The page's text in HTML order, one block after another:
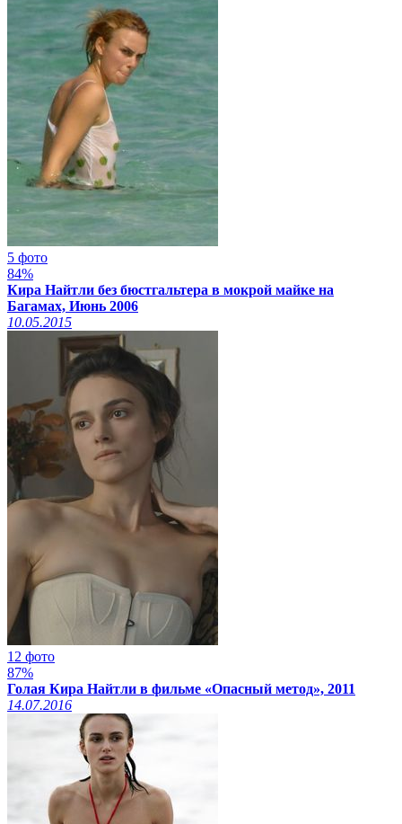
5 фото
84%
Кира Найтли без бюстгальтера в мокрой майке на
Багамах, Июнь 2006
10.05.2015
12 фото
87%
Голая Кира Найтли в фильме «Опасный метод», 2011
14.07.2016